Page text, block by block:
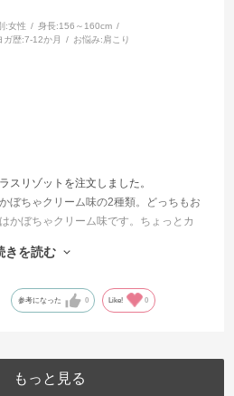
:女性 身長:156～160cm
ガ歴:7-12か月 お悩み:肩こり
スリゾットを注文しました。
ぼちゃクリーム味の2種類。どっちもお
かぼちゃクリーム味です。ちょっとカ
。どちらもお腹にズッシリきて運動後や
うことで、めちゃめちゃ手軽に作れまし
。
きを読む
参考になった 0 Like! 0
もっと見る